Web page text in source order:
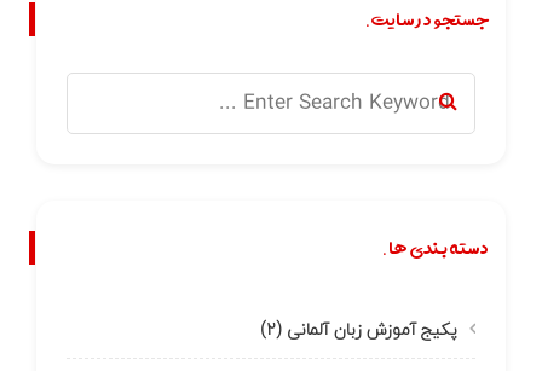
جستجو در سایت.
دسته بندی ها.
پکیج آموزش زبان آلمانی (۲)